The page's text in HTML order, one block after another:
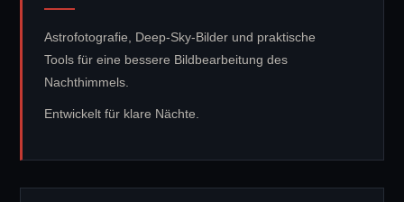
Astrofotografie, Deep-Sky-Bilder und praktische
Tools für eine bessere Bildbearbeitung des
Nachthimmels.
Entwickelt für klare Nächte.